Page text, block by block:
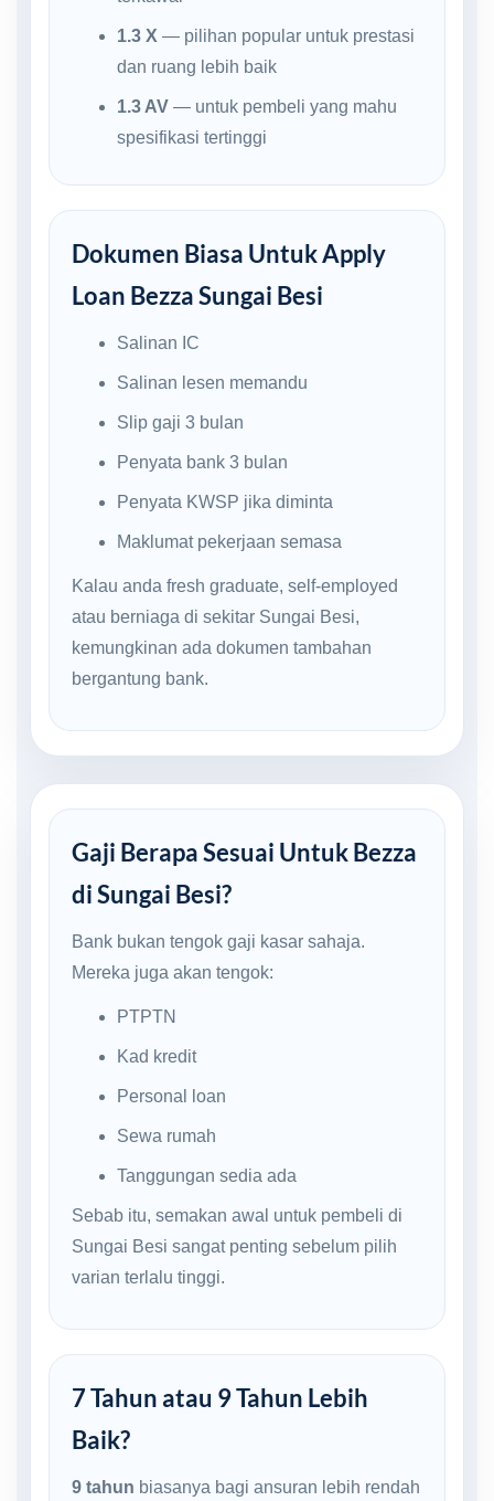
1.3 X — pilihan popular untuk prestasi
dan ruang lebih baik
1.3 AV— untuk pembeli yang mahu
spesifikasi tertinggi
Dokumen Biasa Untuk Apply
Loan Bezza Sungai Besi
Salinan IC
Salinan lesen memandu
Slip gaji 3 bulan
Penyata bank 3 bulan
Penyata KWSP jika diminta
Maklumat pekerjaan semasa
Kalau anda fresh graduate, self-employed
atau berniaga di sekitar Sungai Besi,
kemungkinan ada dokumen tambahan
bergantung bank.
Gaji Berapa Sesuai Untuk Bezza
di Sungai Besi?
Bank bukan tengok gaji kasar sahaja.
Mereka juga akan tengok:
PTPTN
Kad kredit
Personal loan
Sewa rumah
Tanggungan sedia ada
Sebab itu, semakan awal untuk pembeli di
Sungai Besi sangat penting sebelum pilih
varian terlalu tinggi.
7 Tahun atau 9 Tahun Lebih
Baik?
9 tahun biasanya bagi ansuran lebih rendah